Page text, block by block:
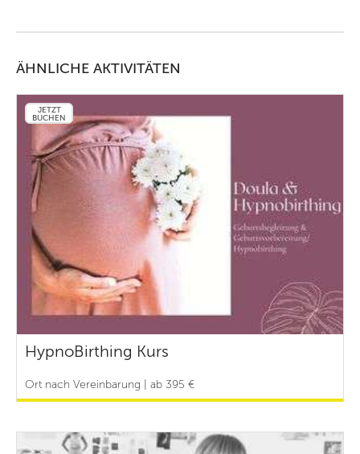
ÄHNLICHE AKTIVITÄTEN
JETZT
BUCHEN
HypnoBirthing Kurs
Ort nach Vereinbarung | ab 395 €